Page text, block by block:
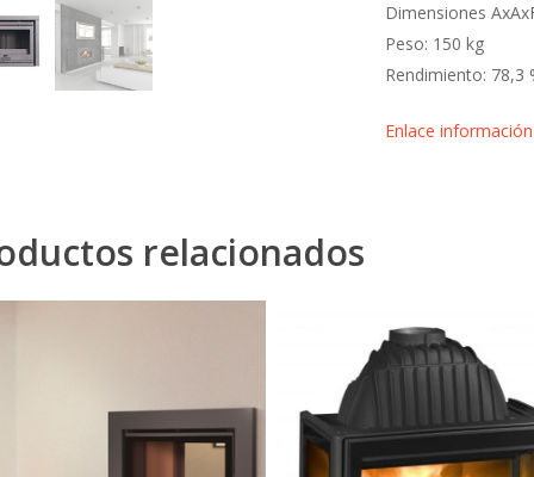
Dimensiones
Peso: 150 kg
Rendimiento: 78,3
Enlace
relacionados